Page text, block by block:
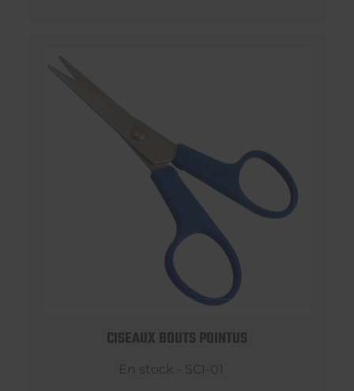
CISEAUX BOUTS POINTUS
En stock - SCI-01